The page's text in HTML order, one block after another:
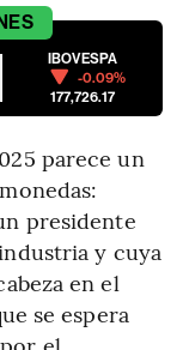
IBOVESPA
-0.09%
177,726.17
parece un
presidente
y cuya
en el
se espera